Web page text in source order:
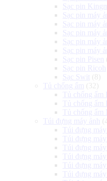
Sạc pin
Sạc pin máy
Sạc pin máy
Sạc pin máy
Sạc pin máy
Sạc pin máy
Sạc pin Pisen
Sạc pin Ricoh
Sạc Swit (8)
Tủ chống ẩm (32)
Tủ chống ẩm
Tủ chống ẩm
Tủ chống ẩm
Túi đựng máy ảnh
Túi đựng
Túi đựng máy
Túi đựng
Túi đựng
Túi đựng
Túi đựng